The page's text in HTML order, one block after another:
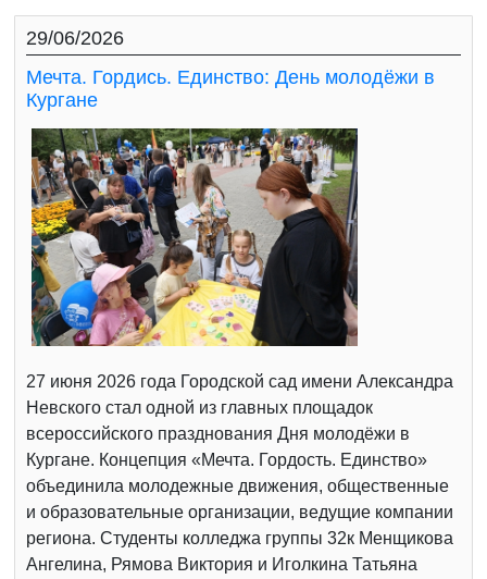
29/06/2026
Мечта. Гордись. Единство: День молодёжи в
Кургане
27 июня 2026 года Городской сад имени Александра
Невского стал одной из главных площадок
всероссийского празднования Дня молодёжи в
Кургане. Концепция «Мечта. Гордость. Единство»
объединила молодежные движения, общественные
и образовательные организации, ведущие компании
региона. Студенты колледжа группы 32к Менщикова
Ангелина, Рямова Виктория и Иголкина Татьяна